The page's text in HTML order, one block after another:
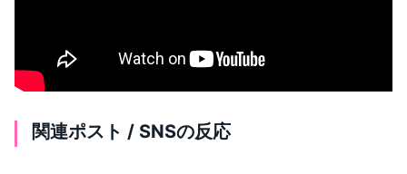
関連ポスト / SNSの反応